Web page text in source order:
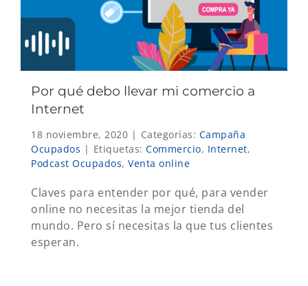
Por qué debo llevar mi comercio a
Internet
18 noviembre, 2020 | Categorías: Campaña
Ocupados | Etiquetas: Commercio, Internet,
Podcast Ocupados, Venta online
Claves para entender por qué, para vender
online no necesitas la mejor tienda del
mundo. Pero sí necesitas la que tus clientes
esperan.